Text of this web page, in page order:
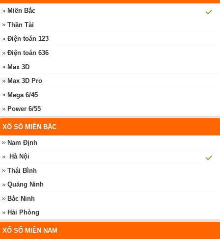
Miền Bắc
Thần Tài
Điện toán 123
Điện toán 636
Max 3D
Max 3D Pro
Mega 6/45
Power 6/55
XỔ SỐ MIỀN BẮC
Nam Định
Hà Nội
Thái Bình
Quảng Ninh
Bắc Ninh
Hải Phòng
XỔ SỐ MIỀN NAM